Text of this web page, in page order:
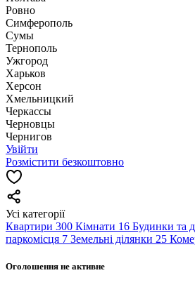
Ровно
Симферополь
Сумы
Тернополь
Ужгород
Харьков
Херсон
Хмельницкий
Черкассы
Чернoвцы
Чернигов
Увійти
Розмістити безкоштовно
Усі категорії
Квартири 300 Кімнати 16 Будинки та
паркомісця 7 Земельні ділянки 25
Оголошення не активне